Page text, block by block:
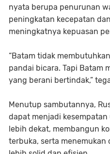
nyata berupa penurunan
peningkatan kecepatan
meningkatnya kepuasan
“Batam tidak
pandai bicara. Tapi Batam
yang berani bertindak,”
Menutup sambutannya,
dapat menjadi
lebih dekat, membangun
terbuka, serta menemukan